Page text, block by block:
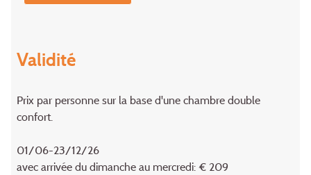
Validité
Prix par personne sur la base d'une chambre double
confort.
01/06-23/12/26
avec arrivée du dimanche au mercredi: € 209